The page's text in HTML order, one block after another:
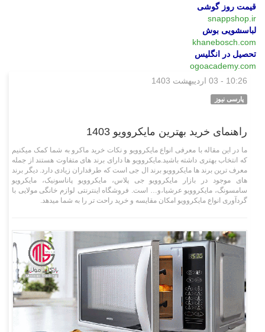
قیمت روز گوشی
snappshop.ir
لباسشویی بوش
khanebosch.com
تحصیل در انگلیس
ogoacademy.com
10:26 - 03 اردیبهشت 1403
پارسی نیوز
راهنمای خرید بهترين مايكروويو 1403
ما در این مقاله با معرفی انواع مایکروویو و نکات خرید ماکرو به شما کمک میکنیم
که انتخاب بهتری داشته باشید.مایکروویو ها دارای برند های متفاوت هستند از جمله
معرف ترین برند ها مایکروویو برند ال جی است که طرفداران زیادی دارد. دیگر برند
های موجود در بازار مایکروویو جی پلاس، مایکروویو پاناسونیک، مایکرویو
سامسونگ، مایکروویو عرشیا،و… است. فروشگاه اینترنتی لوازم خانگی مولایی با
گردآوری انواع مایکروویو امکان مقایسه و خرید راحت تر را به شما میدهد.